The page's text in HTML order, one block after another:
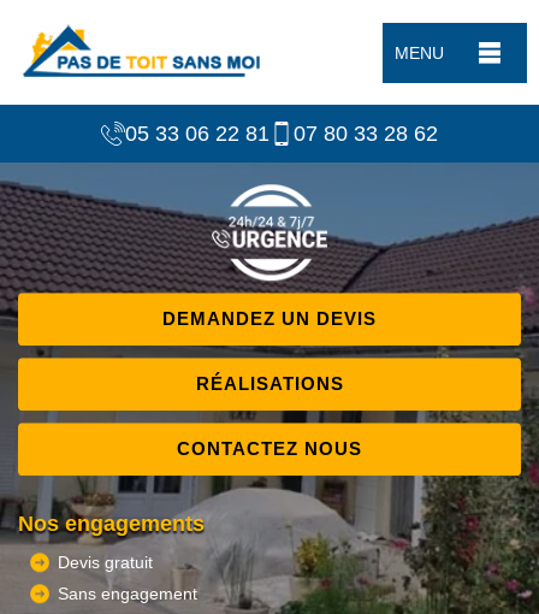
MENU
05 33 06 22 81 07 80 33 28 62
DEMANDEZ UN DEVIS
RÉALISATIONS
CONTACTEZ NOUS
Nos engagements
Devis gratuit
Sans engagement